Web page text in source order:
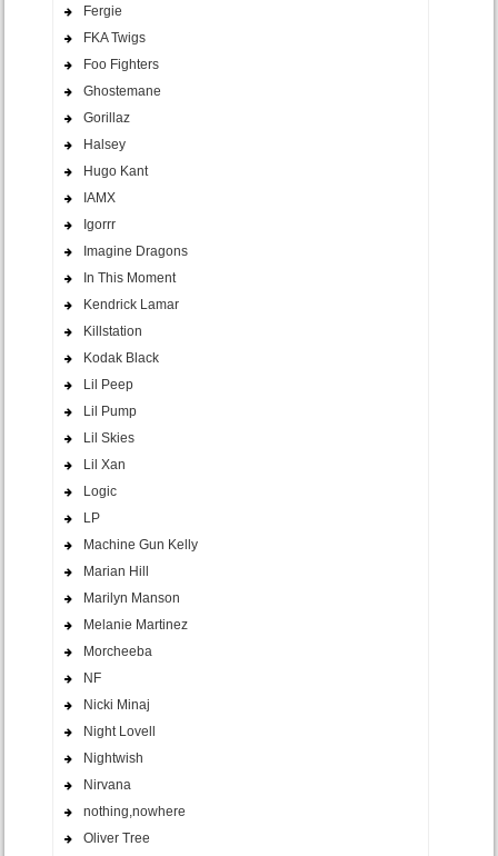
Fergie
FKA Twigs
Foo Fighters
Ghostemane
Gorillaz
Halsey
Hugo Kant
IAMX
Igorrr
Imagine Dragons
In This Moment
Kendrick Lamar
Killstation
Kodak Black
Lil Peep
Lil Pump
Lil Skies
Lil Xan
Logic
LP
Machine Gun Kelly
Marian Hill
Marilyn Manson
Melanie Martinez
Morcheeba
NF
Nicki Minaj
Night Lovell
Nightwish
Nirvana
nothing,nowhere
Oliver Tree